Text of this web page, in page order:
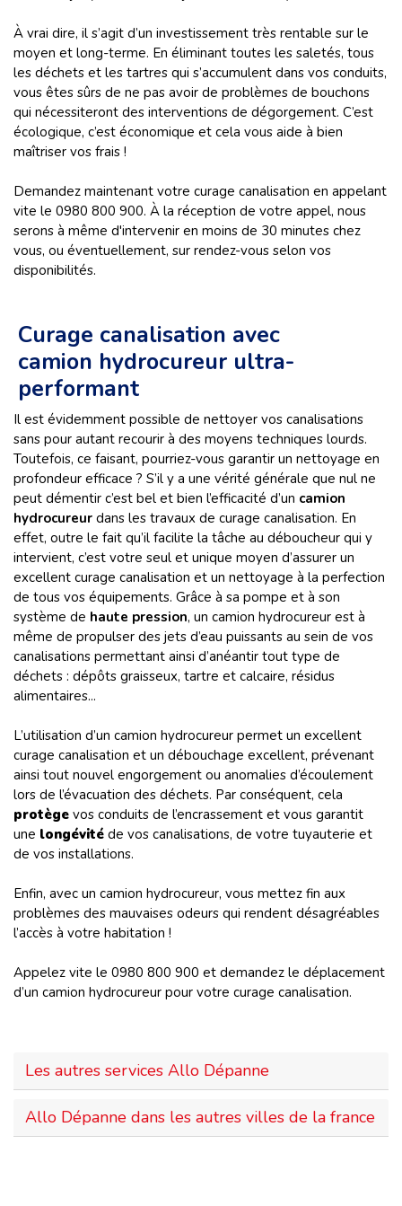
À vrai dire, il s’agit d’un investissement très rentable sur le
moyen et long-terme. En éliminant toutes les saletés, tous
les déchets et les tartres qui s’accumulent dans vos conduits,
vous êtes sûrs de ne pas avoir de problèmes de bouchons
qui nécessiteront des interventions de dégorgement. C’est
écologique, c’est économique et cela vous aide à bien
maîtriser vos frais !
Demandez maintenant votre curage canalisation en appelant
vite le 0980 800 900. À la réception de votre appel, nous
serons à même d'intervenir en moins de 30 minutes chez
vous, ou éventuellement, sur rendez-vous selon vos
disponibilités.
Curage canalisation avec
camion hydrocureur ultra-
performant
Il est évidemment possible de nettoyer vos canalisations
sans pour autant recourir à des moyens techniques lourds.
Toutefois, ce faisant, pourriez-vous garantir un nettoyage en
profondeur efficace ? S’il y a une vérité générale que nul ne
peut démentir c’est bel et bien l’efficacité d’un camion
hydrocureur dans les travaux de curage canalisation. En
effet, outre le fait qu’il facilite la tâche au déboucheur qui y
intervient, c’est votre seul et unique moyen d’assurer un
excellent curage canalisation et un nettoyage à la perfection
de tous vos équipements. Grâce à sa pompe et à son
système de haute pression, un camion hydrocureur est à
même de propulser des jets d’eau puissants au sein de vos
canalisations permettant ainsi d’anéantir tout type de
déchets : dépôts graisseux, tartre et calcaire, résidus
alimentaires...
L’utilisation d’un camion hydrocureur permet un excellent
curage canalisation et un débouchage excellent, prévenant
ainsi tout nouvel engorgement ou anomalies d’écoulement
lors de l’évacuation des déchets. Par conséquent, cela
protège vos conduits de l’encrassement et vous garantit
une longévité de vos canalisations, de votre tuyauterie et
de vos installations.
Enfin, avec un camion hydrocureur, vous mettez fin aux
problèmes des mauvaises odeurs qui rendent désagréables
l’accès à votre habitation !
Appelez vite le 0980 800 900 et demandez le déplacement
d’un camion hydrocureur pour votre curage canalisation.
Les autres services Allo Dépanne
Allo Dépanne dans les autres villes de la france